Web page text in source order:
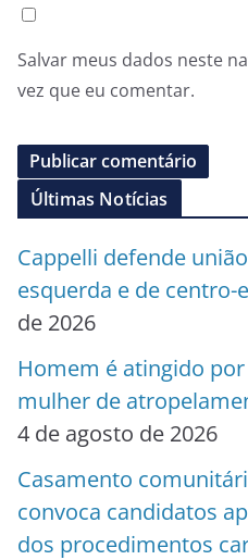
Salvar meus dados neste
vez que eu comentar.
Últimas Notícias
Cappelli defende
esquerda e de centro-
de 2026
Homem é atingido
mulher de
4 de agosto de 2026
Casamento
convoca candidatos
dos procedimentos